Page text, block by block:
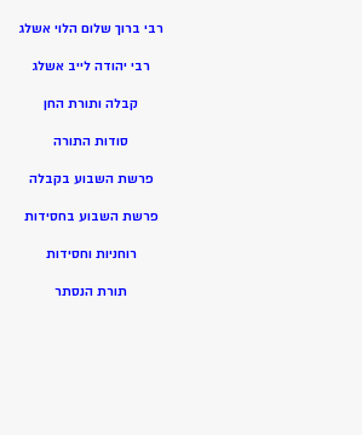
רבי ברוך שלום הלוי אשלג
רבי יהודה לייב אשלג
קבלה ותורת החן
סודות התורה
פרשת השבוע בקבלה
פרשת השבוע בחסידות
רוחניות וחסידות
תורת הנסתר